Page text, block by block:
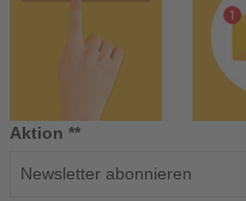
Aktion **